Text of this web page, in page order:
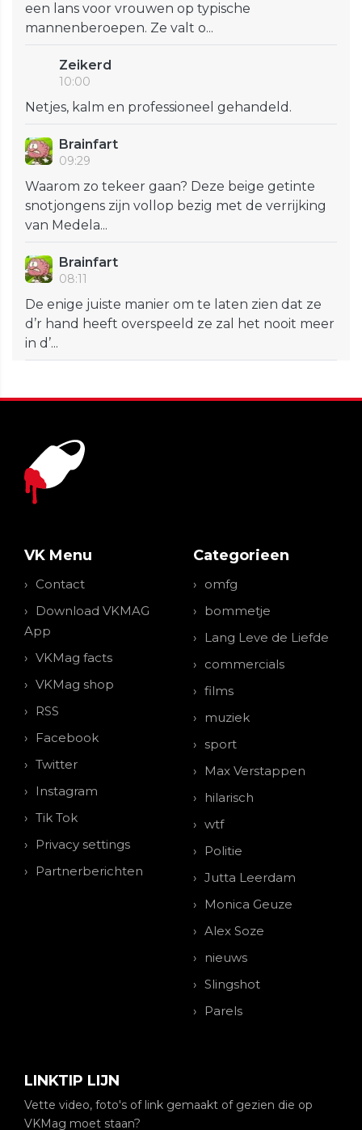
een lans voor vrouwen op typische
mannenberoepen. Ze valt o...
Zeikerd
10:00
Netjes, kalm en professioneel gehandeld.
Brainfart
09:29
Waarom zo tekeer gaan? Deze beige getinte
snotjongens zijn vollop bezig met de verrijking
van Medela...
Brainfart
08:11
De enige juiste manier om te laten zien dat ze
d’r hand heeft overspeeld ze zal het nooit meer
in d’...
VK Menu
Contact
Download VKMAG
App
VKMag facts
VKMag shop
RSS
Facebook
Twitter
Instagram
Tik Tok
Privacy settings
Partnerberichten
Categorieen
omfg
bommetje
Lang Leve de Liefde
commercials
films
muziek
sport
Max Verstappen
hilarisch
wtf
Politie
Jutta Leerdam
Monica Geuze
Alex Soze
nieuws
Slingshot
Parels
LINKTIP LIJN
Vette video, foto's of link gemaakt of gezien die op
VKMag moet staan?